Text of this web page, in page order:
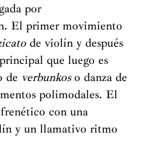
por
El primer movimiento
de violín y después
que luego es
de verbunkoso danza de
polimodales. El
con una
y un llamativo ritmo